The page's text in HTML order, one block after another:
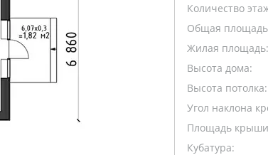
Количество
Общая
Жилая площадь:
Высота дома:
Высота потолка:
Угол наклона
Площадь
Кубатура: